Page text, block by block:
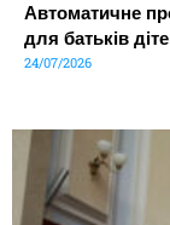
Автоматичне
для батьків
24/07/2026